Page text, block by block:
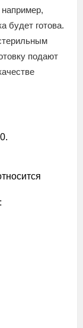
например,
будет готова.
подают